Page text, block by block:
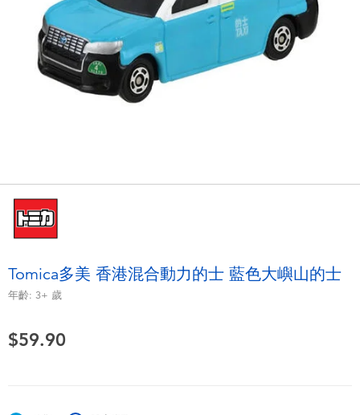
娃娃, 芭比,收藏公仔
電子玩具
遊戲及拼圖系列
戶外及運動用品
派對用品
角色扮演及造型系列
毛毛公仔玩具
Pokemon寶可夢
playpop
Fuggler
Tomica多美
Globber高樂寶
14歳以上
Tomica多美 香港混合動力的士 藍色大嶼山的士
年齡: 3+ 歲
$59.90